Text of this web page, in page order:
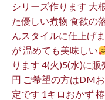
シリーズ作ります 大
た優しい煮物 食欲の
んスタイルに仕上げ
が 温めても美味しい
ります 4(火)5(水)に
円 ご希望の方はDM
定です 1キロおかず